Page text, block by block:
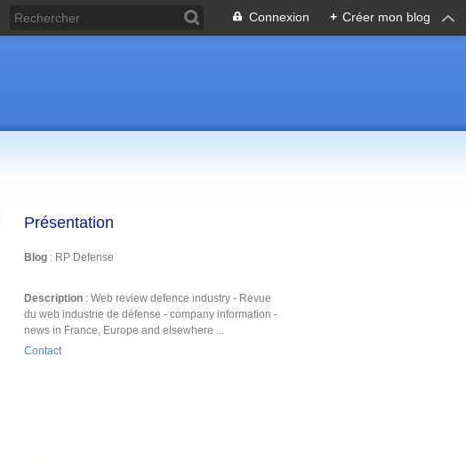
Connexion + Créer mon blog
Présentation
Blog : RP Defense
Description : Web review defence industry - Revue
du web industrie de défense - company information -
news in France, Europe and elsewhere ...
Contact